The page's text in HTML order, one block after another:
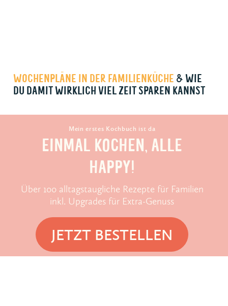
WOCHENPLÄNE IN DER FAMILIEN­KÜCHE & WIE
DU DAMIT WIRK­LICH VIEL ZEIT SPAREN KANNST
Mein erstes Kochbuch ist da
EINMAL KOCHEN, ALLE
HAPPY!
Über 100 alltagstaugliche Rezepte für Familien
inkl. Upgrades für Extra-Genuss
JETZT BESTELLEN